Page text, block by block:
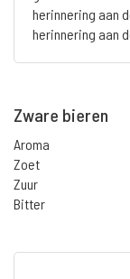
herinnering aan
herinnering aan
Zware bieren
Aroma
Zoet
Zuur
Bitter